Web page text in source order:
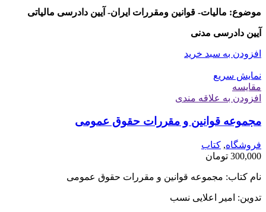
موضوع: مالیات- قوانین ومقررات ایران- آیین دادرسی مالیاتی
آیین دادرسی مدنی
افزودن به سبد خرید
نمایش سریع
مقايسه
افزودن به علاقه مندی
مجموعه قوانین و مقررات حقوق عمومی
فروشگاه, کتاب
300,000 تومان
نام کتاب: مجموعه قوانین و مقررات حقوق عمومی
تدوین: امیر اعلایی نسب